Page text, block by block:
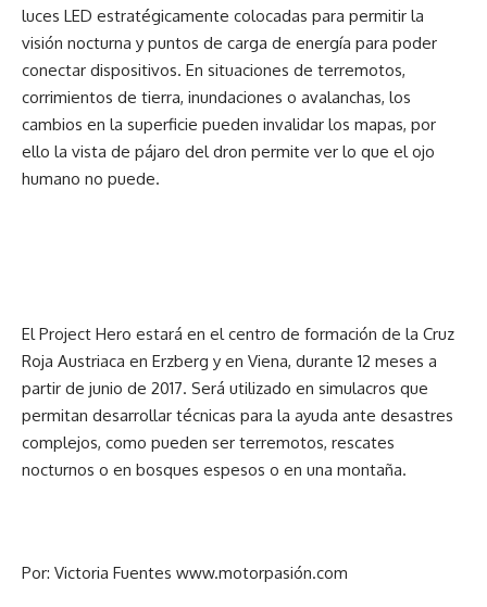
luces LED estratégicamente colocadas para permitir la
visión nocturna y puntos de carga de energía para poder
conectar dispositivos. En situaciones de terremotos,
corrimientos de tierra, inundaciones o avalanchas, los
cambios en la superficie pueden invalidar los mapas, por
ello la vista de pájaro del dron permite ver lo que el ojo
humano no puede.
El Project Hero estará en el centro de formación de la Cruz
Roja Austriaca en Erzberg y en Viena, durante 12 meses a
partir de junio de 2017. Será utilizado en simulacros que
permitan desarrollar técnicas para la ayuda ante desastres
complejos, como pueden ser terremotos, rescates
nocturnos o en bosques espesos o en una montaña.
Por: Victoria Fuentes www.motorpasión.com